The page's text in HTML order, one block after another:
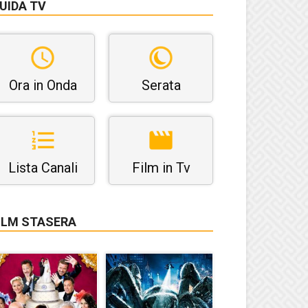
TV
Ora in Onda Serata
Lista Canali Film in Tv
STASERA